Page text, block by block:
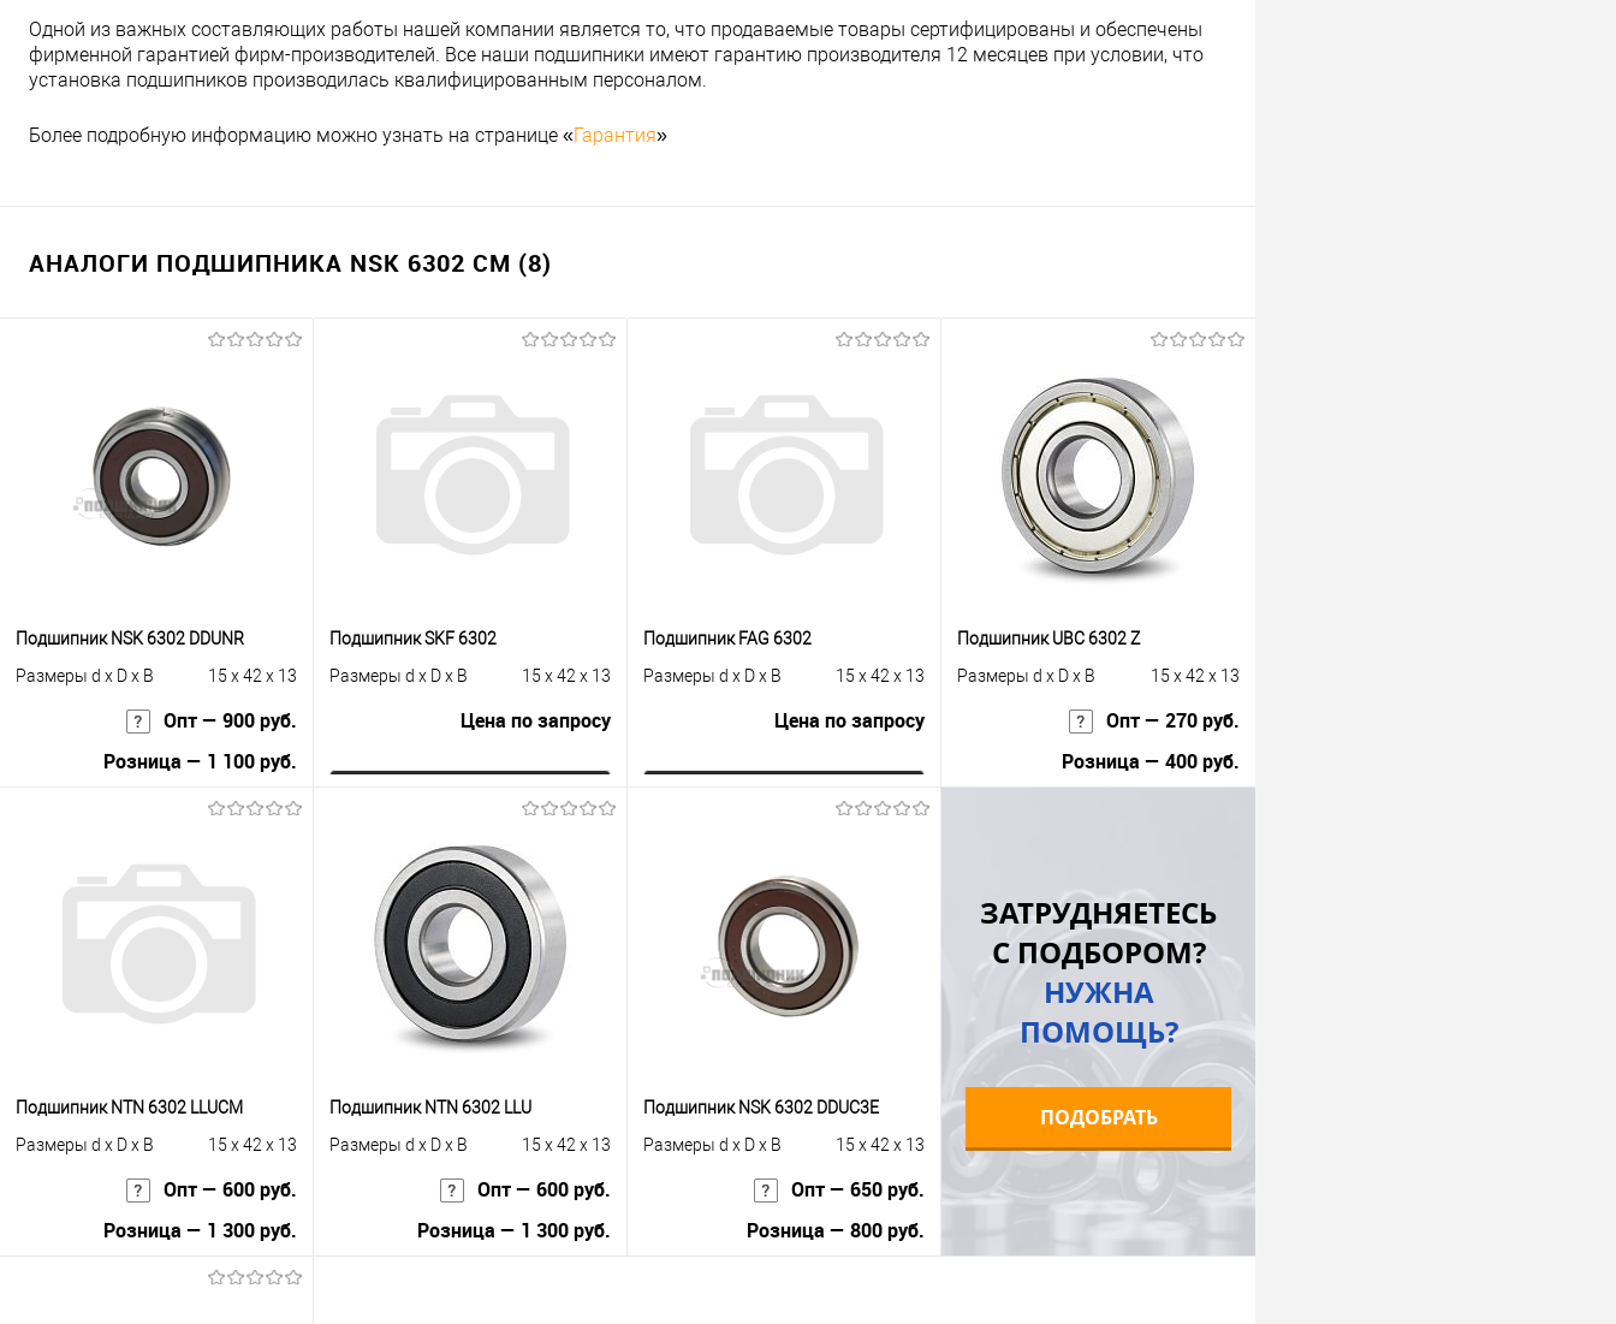
Одной из важных составляющих работы нашей компании является то, что продаваемые товары сертифицированы и обеспечены
фирменной гарантией фирм-производителей. Все наши подшипники имеют гарантию производителя 12 месяцев при условии, что
установка подшипников производилась квалифицированным персоналом.
Более подробную информацию можно узнать на странице «Гарантия»
АНАЛОГИ ПОДШИПНИКА NSK 6302 CM (8)
Подшипник NSK 6302 DDUNR
Размеры d x D x B
15 x 42 x 13
Опт — 900 руб.
Розница — 1 100 руб.
Купить в 1 клик
К сравнению
В избранное
В наличии
Подшипник SKF 6302
Размеры d x D x B
15 x 42 x 13
Цена по запросу
Запросить цену
Купить в 1 клик
К сравнению
В избранное
Под заказ
Подшипник FAG 6302
Размеры d x D x B
15 x 42 x 13
Цена по запросу
Запросить цену
Купить в 1 клик
В избранное
Под заказ
Подшипник UBC 6302 Z
Размеры d x D x B
15 x 42 x 13
Опт — 270 руб.
Розница — 400 руб.
Купить в 1 клик
В избранное
В наличии
Подшипник NTN 6302 LLUCM
Размеры d x D x B
15 x 42 x 13
Опт — 600 руб.
Розница — 1 300 руб.
Подшипник NTN 6302 LLU
Размеры d x D x B
15 x 42 x 13
Опт — 600 руб.
Розница — 1 300 руб.
Подшипник NSK 6302 DDUC3E
Размеры d x D x B
15 x 42 x 13
Опт — 650 руб.
Розница — 800 руб.
ЗАТРУДНЯЕТЕСЬ
С ПОДБОРОМ?
НУЖНА
ПОМОЩЬ?
ПОДОБРАТЬ